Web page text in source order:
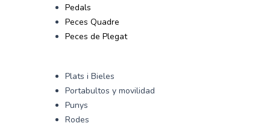
Pedals
Peces Quadre
Peces de Plegat
Plats i Bieles
Portabultos y movilidad
Punys
Rodes